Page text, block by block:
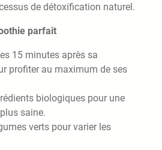
de détoxification naturel.
parfait
15 minutes après sa
profiter au maximum de ses
biologiques pour une
saine.
verts pour varier les